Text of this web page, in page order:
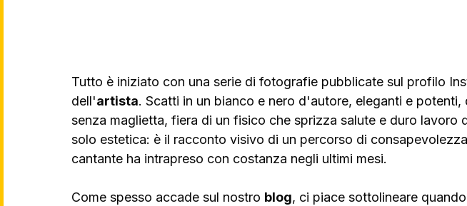
Tutto è iniziato con una serie di fotografie pubblicate sul profilo
dell'artista. Scatti in un bianco e nero d'autore, eleganti e potenti,
senza maglietta, fiera di un fisico che sprizza salute e duro lavoro
solo estetica: è il racconto visivo di un percorso di
cantante ha intrapreso con costanza negli ultimi mesi.
Come spesso accade sul nostro blog, ci piace sottolineare